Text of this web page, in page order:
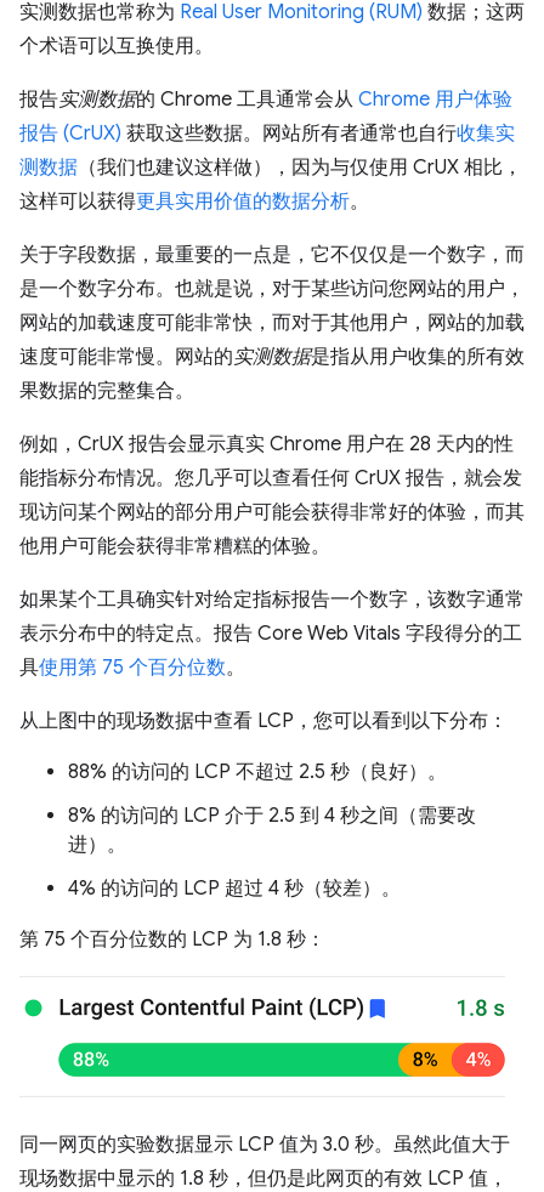
实测数据也常称为 Real User Monitoring (RUM) 数据；这两
个术语可以互换使用。
报告实测数据的 Chrome 工具通常会从 Chrome 用户体验
报告 (CrUX) 获取这些数据。网站所有者通常也自行收集实
测数据 （我们也建议这样做），因为与仅使用 CrUX 相比，
这样可以获得更具实用价值的数据分析。
关于字段数据，最重要的一点是，它不仅仅是一个数字，而
是一个数字分布。也就是说，对于某些访问您网站的用户，
网站的加载速度可能非常快，而对于其他用户，网站的加载
速度可能非常慢。网站的实测数据是指从用户收集的所有效
果数据的完整集合。
例如，CrUX 报告会显示真实 Chrome 用户在 28 天内的性
能指标分布情况。您几乎可以查看任何 CrUX 报告，就会发
现访问某个网站的部分用户可能会获得非常好的体验，而其
他用户可能会获得非常糟糕的体验。
如果某个工具确实针对给定指标报告一个数字，该数字通常
表示分布中的特定点。报告 Core Web Vitals 字段得分的工
具使用第 75 个百分位数。
从上图中的现场数据中查看 LCP，您可以看到以下分布：
88% 的访问的 LCP 不超过 2.5 秒（良好）。
8% 的访问的 LCP 介于 2.5 到 4 秒之间（需要改
进）。
4% 的访问的 LCP 超过 4 秒（较差）。
第 75 个百分位数的 LCP 为 1.8 秒：
同一网页的实验数据显示 LCP 值为 3.0 秒。虽然此值大于
现场数据中显示的 1.8 秒，但仍是此网页的有效 LCP 值，